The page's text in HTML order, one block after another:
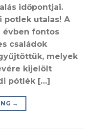
időpontjai.
potlek utalas! A
évben fontos
családok
melyek
kijelölt
pótlék […]
→